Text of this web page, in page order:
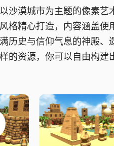
沙漠城市为主题的像素
格精心打造，内容涵盖
历史与信仰气息的神殿
的资源，你可以自由构建